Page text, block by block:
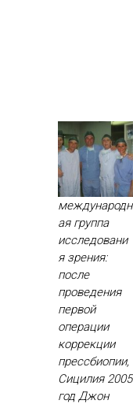
международн
ая группа
исследовани
я зрения:
после
проведения
первой
операции
коррекции
прессбиопии,
Сицилия 2005
год Джон